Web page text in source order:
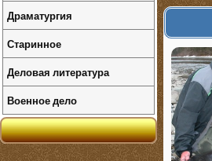
Драматургия
Старинное
Деловая литература
Военное дело